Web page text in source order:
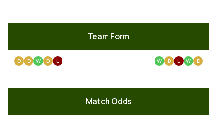
Team Form
D D W D L W D L W D
Match Odds